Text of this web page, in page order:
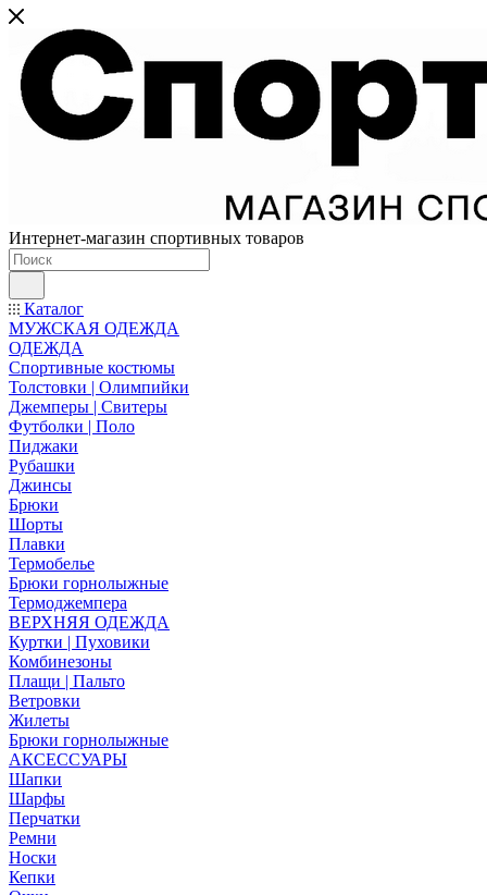
Интернет-магазин спортивных товаров
Каталог
МУЖСКАЯ ОДЕЖДА
ОДЕЖДА
Спортивные костюмы
Толстовки | Олимпийки
Джемперы | Свитеры
Футболки | Поло
Пиджаки
Рубашки
Джинсы
Брюки
Шорты
Плавки
Термобелье
Брюки горнолыжные
Термоджемпера
ВЕРХНЯЯ ОДЕЖДА
Куртки | Пуховики
Комбинезоны
Плащи | Пальто
Ветровки
Жилеты
Брюки горнолыжные
АКСЕССУАРЫ
Шапки
Шарфы
Перчатки
Ремни
Носки
Кепки